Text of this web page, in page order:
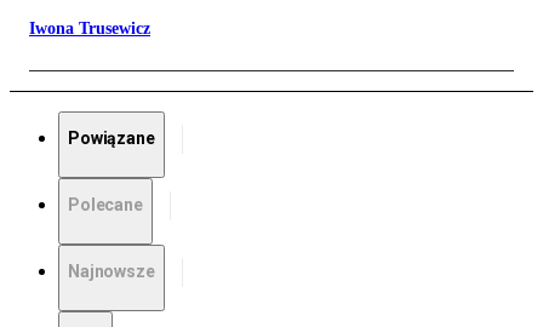
Iwona Trusewicz
Powiązane
Polecane
Najnowsze